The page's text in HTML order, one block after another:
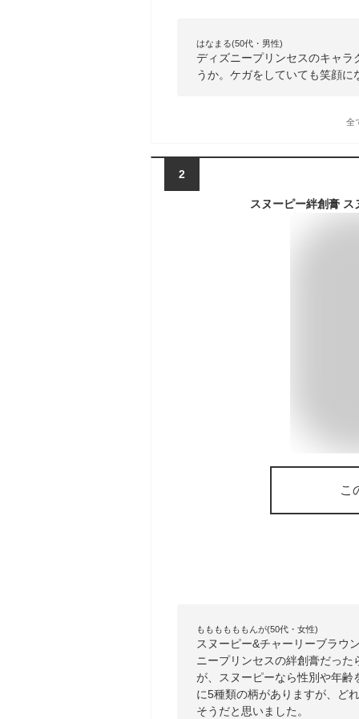
はなまる(50代・男性)
ディズニープリンセスのキャ
うか。ケガをしていても笑顔
全
2
スヌーピー絆創膏
こ
ももももももんが(50代・女性)
スヌーピー&チャーリーブラウ
ニープリンセスの絆創膏だっ
が、スヌーピーなら性別や年
に5種類の柄がありますが、ど
そうだと思いました。